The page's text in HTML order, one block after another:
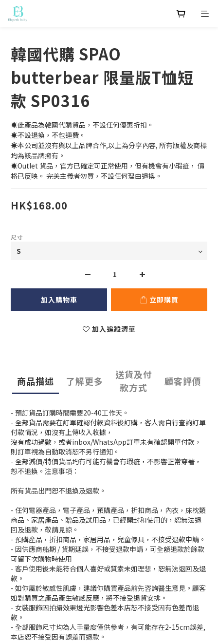
韓國代購 SPAO
butterbear 限量版T恤短
款 SP0316
☀️此產品為韓國代購貨品，不設任何優惠折扣。
☀️不設退換，不包運費。
☀️本公司並沒有與以上品牌合作,以上為分享內容, 所有版權及商標
均為該品牌擁有。
☀️Outlet 貨品，官方已確定可正常使用，但有機會有小瑕疵， 價
格已反映。 完美主義者勿買，不設任何理由退換。
HK$168.00
尺寸
加入購物車 立即購買
加入追蹤清單
商品描述 了解更多
送貨及付
款方式
顧客評價
- 預訂貨品訂購時間需要20-40工作天。
- 全部貨品需要在訂單確認付款資料後訂購，客人需自行查詢訂單
付款情況，如沒有上傳收入收據，
沒有成功過數，或者inbox/WhatsApp訂單未有確認開單付款，
則訂單視為自動取消恕不另行通知。
- 全部減價/特價貨品均有可能有機會有瑕疵，不影響正常穿著，
恕不退換。注意事項：
所有貨品出門恕不退換及退款。
- 任何電器產品，電子產品，預購產品，折扣商品，內衣，床枕類
商品、家居產品、贈品及試用品，已經開封和使用的，恕無法退
回及退款，敬請見諒。
- 預購產品，折扣商品，家居用品，兒童傢具，不接受退款申請。
- 因供應商船期 / 貨期延誤，不接受退款申請，可全額退款於餘款
可留下次購物時使用
- 客戶使用後未能符合個人喜好或質素未如理想，恕無法退回及退
款。
- 如你屬於敏感性肌膚，建議你購買產品前先咨詢醫生意見。顧客
如對購買之產品產生敏感反應，將不接受退貨安排。
- 女裝服飾因拍攝效果燈光影響色差本店恕不接受因有色差而退
款。
- 全部服飾尺寸均為人手量度僅供參考，有可能存在2-15cm誤差,
本店恕不接受因有誤差而退款。